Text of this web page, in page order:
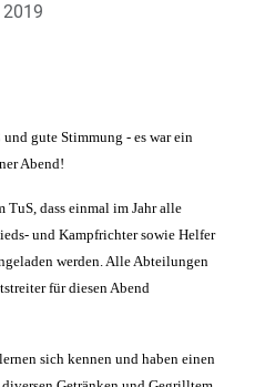
und gute Stimmung - es war ein
Abend!
TuS, dass einmal im Jahr alle
und Kampfrichter sowie Helfer
werden. Alle Abteilungen
für diesen Abend
sich kennen und haben einen